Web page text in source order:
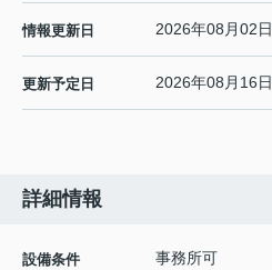
情報更新日 2026年08月02日
更新予定日 2026年08月16日
詳細情報
設備条件
事務所可